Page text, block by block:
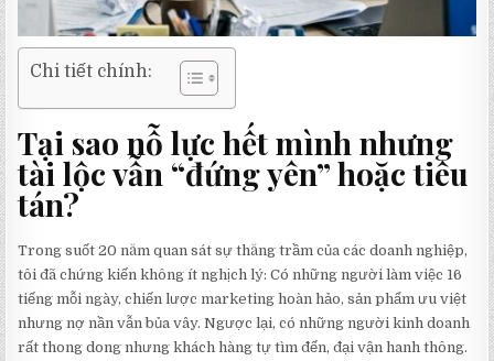
Chi tiết chính:
Tại sao nỗ lực hết mình nhưng
tài lộc vẫn “đứng yên” hoặc tiêu
tán?
Trong suốt 20 năm quan sát sự thăng trầm của các doanh nghiệp,
tôi đã chứng kiến không ít nghịch lý: Có những người làm việc 16
tiếng mỗi ngày, chiến lược marketing hoàn hảo, sản phẩm ưu việt
nhưng nợ nần vẫn bủa vây. Ngược lại, có những người kinh doanh
rất thong dong nhưng khách hàng tự tìm đến, đại vận hanh thông.